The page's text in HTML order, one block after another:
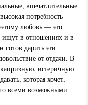
впечатлительные
потребность
любовь — это
ищут в отношениях и в
готов дарить эти
от отдачи. В
истеричную
которая хочет,
всеми возможными